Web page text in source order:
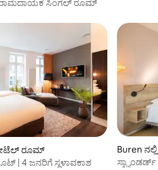
ಆರಾಮದಾಯಕ ಸಿಂಗಲ್ ರೂಮ್
ರೂಮ್
| 4 ಜನರಿಗೆ ಸ್ಥಳಾವಕಾಶ
Buren